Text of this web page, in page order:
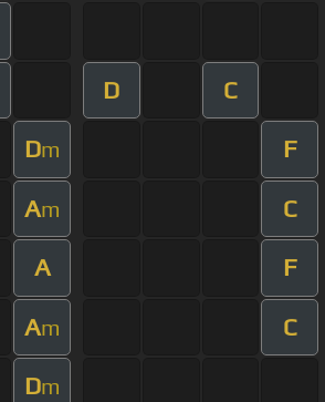
D C
Dm F
Am C
A F
Am C
Dm